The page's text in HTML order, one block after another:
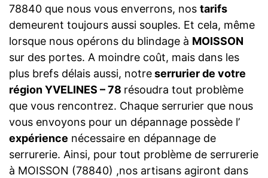
78840 que nous vous enverrons, nos tarifs
demeurent toujours aussi souples. Et cela, même
lorsque nous opérons du blindage à MOISSON
sur des portes. A moindre coût, mais dans les
plus brefs délais aussi, notreserrurier de votre
région YVELINES – 78 résoudra tout problème
que vous rencontrez. Chaque serrurier que nous
vous envoyons pour un dépannage possède l’
expérience nécessaire en dépannage de
serrurerie. Ainsi, pour tout problème de serrurerie
à MOISSON (78840) ,nos artisans agiront dans